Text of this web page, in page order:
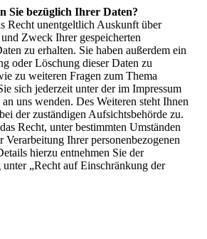
Sie bezüglich Ihrer Daten?
Recht unentgeltlich Auskunft über
Zweck Ihrer gespeicherten
zu erhalten. Sie haben außerdem ein
oder Löschung dieser Daten zu
zu weiteren Fragen zum Thema
sich jederzeit unter der im Impressum
an uns wenden. Des Weiteren steht Ihnen
der zuständigen Aufsichtsbehörde zu.
Recht, unter bestimmten Umständen
Verarbeitung Ihrer personenbezogenen
hierzu entnehmen Sie der
„Recht auf Einschränkung der